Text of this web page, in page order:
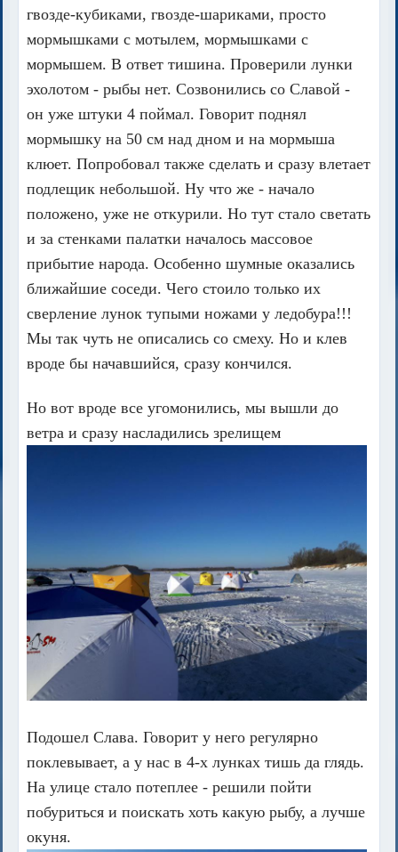
гвозде-кубиками, гвозде-шариками, просто
мормышками с мотылем, мормышками с
мормышем. В ответ тишина. Проверили лунки
эхолотом - рыбы нет. Созвонились со Славой -
он уже штуки 4 поймал. Говорит поднял
мормышку на 50 см над дном и на мормыша
клюет. Попробовал также сделать и сразу влетает
подлещик небольшой. Ну что же - начало
положено, уже не откурили. Но тут стало светать
и за стенками палатки началось массовое
прибытие народа. Особенно шумные оказались
ближайшие соседи. Чего стоило только их
сверление лунок тупыми ножами у ледобура!!!
Мы так чуть не описались со смеху. Но и клев
вроде бы начавшийся, сразу кончился.
Но вот вроде все угомонились, мы вышли до
ветра и сразу насладились зрелищем
Подошел Слава. Говорит у него регулярно
поклевывает, а у нас в 4-х лунках тишь да глядь.
На улице стало потеплее - решили пойти
побуриться и поискать хоть какую рыбу, а лучше
окуня.